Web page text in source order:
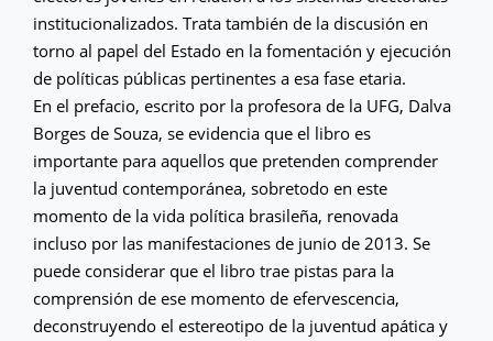
institucionalizados. Trata también de la discusión en
torno al papel del Estado en la fomentación y ejecución
de políticas públicas pertinentes a esa fase etaria.
En el prefacio, escrito por la profesora de la UFG, Dalva
Borges de Souza, se evidencia que el libro es
importante para aquellos que pretenden comprender
la juventud contemporánea, sobretodo en este
momento de la vida política brasileña, renovada
incluso por las manifestaciones de junio de 2013. Se
puede considerar que el libro trae pistas para la
comprensión de ese momento de efervescencia,
deconstruyendo el estereotipo de la juventud apática y